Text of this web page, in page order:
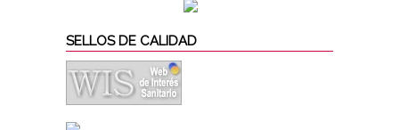
SELLOS DE CALIDAD